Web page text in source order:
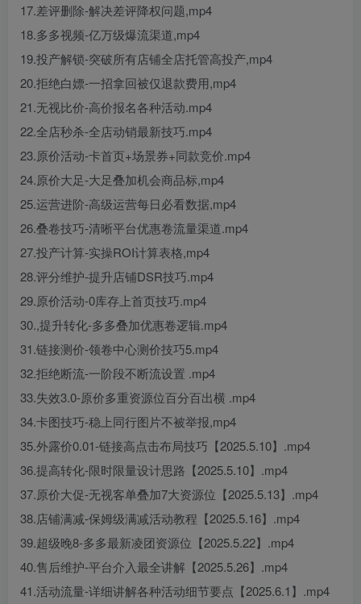
17.差评删除-解决差评降权问题,mp4
18.多多视频-亿万级爆流渠道,mp4
19.投产解锁-突破所有店铺全店托管高投产,mp4
20.拒绝白嫖-一招拿回被仅退款费用,mp4
21.无视比价-高价报名各种活动.mp4
22.全店秒杀-全店动销最新技巧.mp4
23.原价活动-卡首页+场景券+同款竞价.mp4
24.原价大足-大足叠加机会商品标,mp4
25.运营进阶-高级运营每日必看数据,mp4
26.叠卷技巧-清晰平台优惠卷流量渠道.mp4
27.投产计算-实操ROI计算表格,mp4
28.评分维护-提升店铺DSR技巧.mp4
29.原价活动-0库存上首页技巧.mp4
30.,提升转化-多多叠加优惠卷逻辑.mp4
31.链接测价-领卷中心测价技巧5.mp4
32.拒绝断流-一阶段不断流设置 .mp4
33.失效3.0-原价多重资源位百分百出横 .mp4
34.卡图技巧-稳上同行图片不被举报,mp4
35.外露价0.01-链接高点击布局技巧【2025.5.10】.mp4
36.提高转化-限时限量设计思路【2025.5.10】.mp4
37.原价大促-无视客单叠加7大资源位【2025.5.13】.mp4
38.店铺满减-保姆级满减活动教程【2025.5.16】.mp4
39.超级晚8-多多最新凌团资源位【2025.5.22】.mp4
40.售后维护-平台介入最全讲解【2025.5.26】.mp4
41.活动流量-详细讲解各种活动细节要点【2025.6.1】.mp4